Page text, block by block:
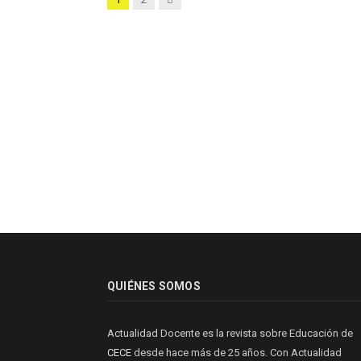
QUIÉNES SOMOS
Actualidad Docente es la revista sobre Educación de
CECE desde hace más de 25 años. Con Actualidad